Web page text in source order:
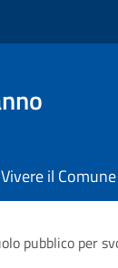
Vivere il Comune
pubblico per